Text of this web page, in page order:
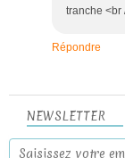
tranche <br
Répondre
NEWSLETTER